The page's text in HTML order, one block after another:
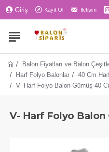
Giriş Kayıt Ol İletişim
Balon Fiyatları ve Balon
Harf Folyo Balonlar
40 Cm
V- Harf Folyo Balon Gümüş 40
V- Harf Folyo Balon